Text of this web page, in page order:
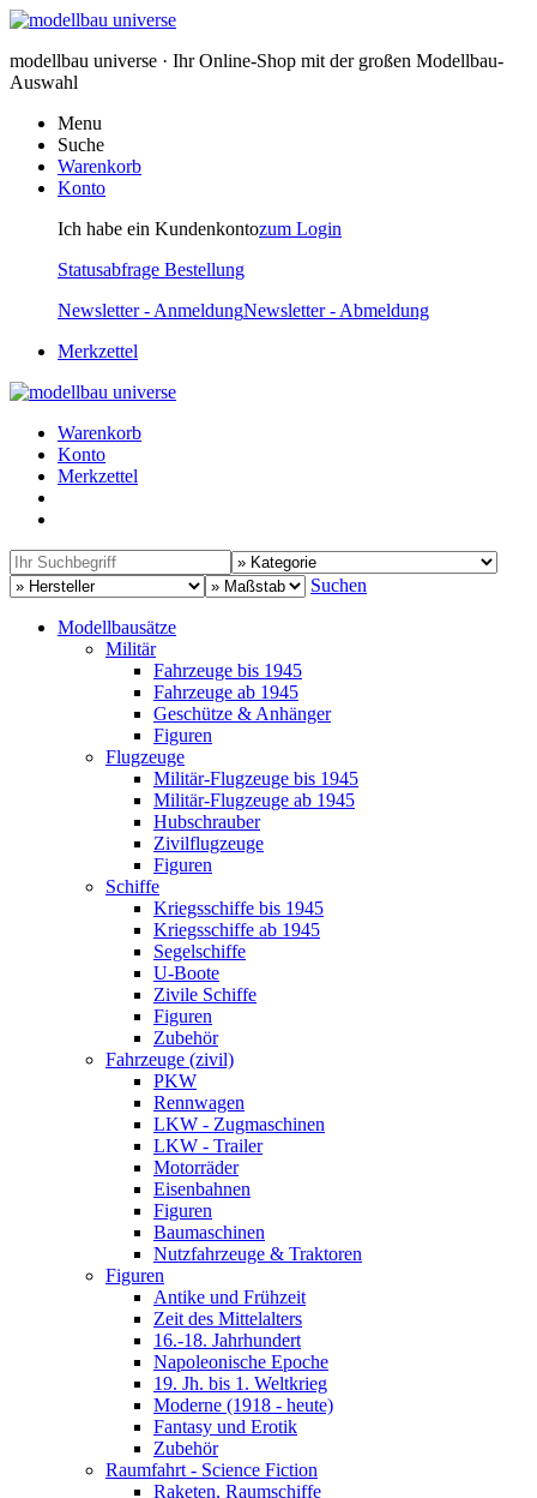
modellbau universe · Ihr Online-Shop mit der großen Modellbau-
Auswahl
Menu
Suche
Warenkorb
Konto
Ich habe ein Kundenkontozum Login
Statusabfrage Bestellung
Newsletter - AnmeldungNewsletter - Abmeldung
Merkzettel
Warenkorb
Konto
Merkzettel
Suchen
Modellbausätze
Militär
Fahrzeuge bis 1945
Fahrzeuge ab 1945
Geschütze & Anhänger
Figuren
Flugzeuge
Militär-Flugzeuge bis 1945
Militär-Flugzeuge ab 1945
Hubschrauber
Zivilflugzeuge
Figuren
Schiffe
Kriegsschiffe bis 1945
Kriegsschiffe ab 1945
Segelschiffe
U-Boote
Zivile Schiffe
Figuren
Zubehör
Fahrzeuge (zivil)
PKW
Rennwagen
LKW - Zugmaschinen
LKW - Trailer
Motorräder
Eisenbahnen
Figuren
Baumaschinen
Nutzfahrzeuge & Traktoren
Figuren
Antike und Frühzeit
Zeit des Mittelalters
16.-18. Jahrhundert
Napoleonische Epoche
19. Jh. bis 1. Weltkrieg
Moderne (1918 - heute)
Fantasy und Erotik
Zubehör
Raumfahrt - Science Fiction
Raketen, Raumschiffe